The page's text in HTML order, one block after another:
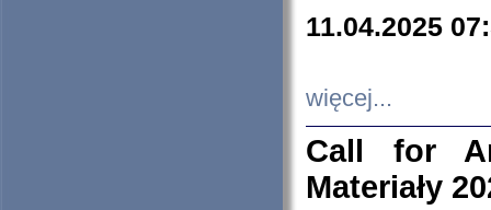
11.04.2025
więcej...
Call for
Materiały